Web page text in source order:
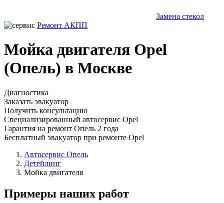
Замена стекол
Ремонт АКПП
Мойка двигателя Opel
(Опель) в Москве
Диагностика
Заказать эвакуатор
Получить консультацию
Специализированный автосервис Opel
Гарантия на ремонт Опель 2 года
Бесплатный эвакуатор при ремонте Opel
Автосервис Опель
Детейлинг
Мойка двигателя
Примеры наших работ